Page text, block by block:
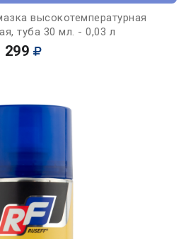
высокотемпературная
туба 30 мл. - 0,03 л
299